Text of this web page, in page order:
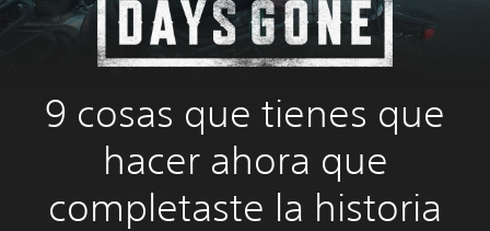
9 cosas que tienes que
hacer ahora que
completaste la historia